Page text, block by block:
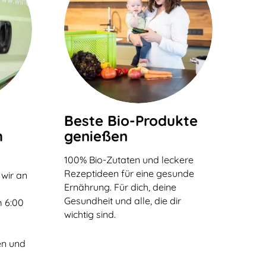
an
6:00
und
Beste Bio-Produkte
genießen
100% Bio-Zutaten und leckere
Rezeptideen für eine gesunde
Ernährung. Für dich, deine
Gesundheit und alle, die dir
wichtig sind.